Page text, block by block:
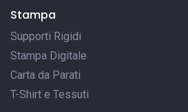
Stampa
Supporti Rigidi
Stampa Digitale
Carta da Parati
T-Shirt e Tessuti